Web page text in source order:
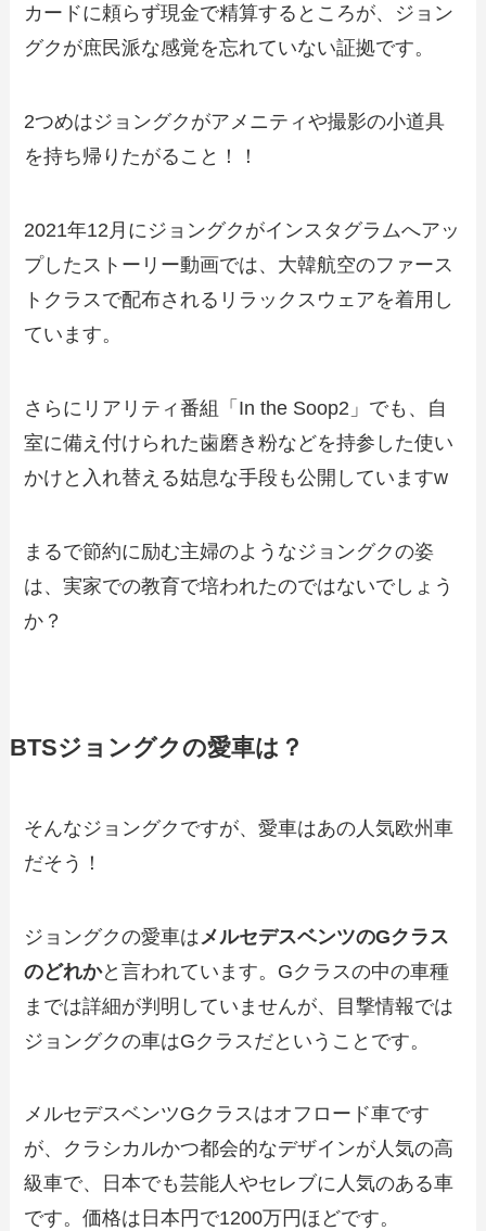
カードに頼らず現金で精算するところが、ジョン
グクが庶民派な感覚を忘れていない証拠です。
2つめはジョングクがアメニティや撮影の小道具
を持ち帰りたがること！！
2021年12月にジョングクがインスタグラムへアッ
プしたストーリー動画では、大韓航空のファース
トクラスで配布されるリラックスウェアを着用し
ています。
さらにリアリティ番組「In the Soop2」でも、自
室に備え付けられた歯磨き粉などを持参した使い
かけと入れ替える姑息な手段も公開していますw
まるで節約に励む主婦のようなジョングクの姿
は、実家での教育で培われたのではないでしょう
か？
BTSジョングクの愛車は？
そんなジョングクですが、愛車はあの人気欧州車
だそう！
ジョングクの愛車は メルセデスベンツのGクラス
のどれかと言われています。Gクラスの中の車種
までは詳細が判明していませんが、目撃情報では
ジョングクの車はGクラスだということです。
メルセデスベンツGクラスはオフロード車です
が、クラシカルかつ都会的なデザインが人気の高
級車で、日本でも芸能人やセレブに人気のある車
です。価格は日本円で1200万円ほどです。